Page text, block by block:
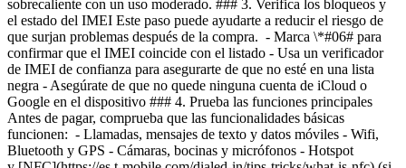
sobrecaliente con un uso moderado. ### 3. Verifica los bloqueos y
el estado del IMEI Este paso puede ayudarte a reducir el riesgo de
que surjan problemas después de la compra. - Marca \*#06# para
confirmar que el IMEI coincide con el listado - Usa un verificador
de IMEI de confianza para asegurarte de que no esté en una lista
negra - Asegúrate de que no quede ninguna cuenta de iCloud o
Google en el dispositivo ### 4. Prueba las funciones principales
Antes de pagar, comprueba que las funcionalidades básicas
funcionen: - Llamadas, mensajes de texto y datos móviles - Wifi,
Bluetooth y GPS - Cámaras, bocinas y micrófonos - Hotspot